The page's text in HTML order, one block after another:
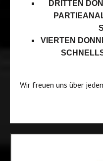
DRITTEN
VIERTEN
Wir freuen uns über